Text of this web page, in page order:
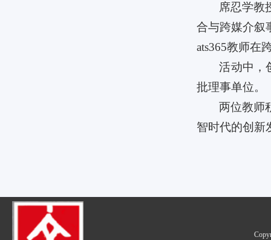
席忍学教
合与跨媒介叙
ats365教师在
活动中，
批理事单位。
两位教师
智时代的创新